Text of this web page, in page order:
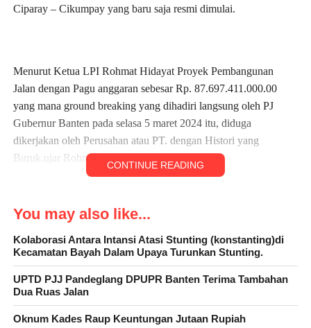
Ciparay – Cikumpay yang baru saja resmi dimulai.
Menurut Ketua LPI Rohmat Hidayat Proyek Pembangunan
Jalan dengan Pagu anggaran sebesar Rp. 87.697.411.000.00
yang mana ground breaking yang dihadiri langsung oleh PJ
Gubernur Banten pada selasa 5 maret 2024 itu, diduga
dikerjakan oleh Perusahan atau PT. dengan Histori yang
Buruk.ujar Rohmat aktivitas LPI
Kata Rohmat, Proyek yang akan segera dilaksanakan tersebut
belum sampai dari segi kualitasnya, namun proses lelang yang
menang harus menjadi pertanyaan besar karena diduga adanya
CONTINUE READING
You may also like...
Kolaborasi Antara Intansi Atasi Stunting (konstanting)di
Kecamatan Bayah Dalam Upaya Turunkan Stunting.
UPTD PJJ Pandeglang DPUPR Banten Terima Tambahan
Dua Ruas Jalan
Oknum Kades Raup Keuntungan Jutaan Rupiah